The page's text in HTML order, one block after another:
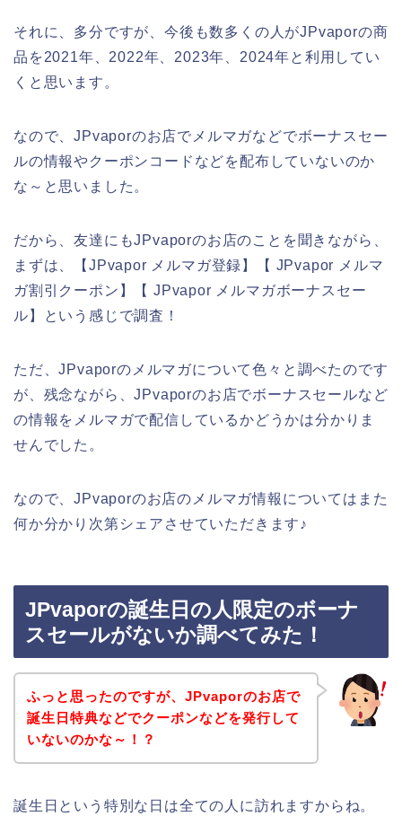
それに、多分ですが、今後も数多くの人がJPvaporの商
品を2021年、2022年、2023年、2024年と利用してい
くと思います。
なので、JPvaporのお店でメルマガなどでボーナスセー
ルの情報やクーポンコードなどを配布していないのか
な～と思いました。
だから、友達にもJPvaporのお店のことを聞きながら、
まずは、【JPvapor メルマガ登録】【 JPvapor メルマ
ガ割引クーポン】【 JPvapor メルマガボーナスセー
ル】という感じで調査！
ただ、JPvaporのメルマガについて色々と調べたのです
が、残念ながら、JPvaporのお店でボーナスセールなど
の情報をメルマガで配信しているかどうかは分かりま
せんでした。
なので、JPvaporのお店のメルマガ情報についてはまた
何か分かり次第シェアさせていただきます♪
JPvaporの誕生日の人限定のボーナ
スセールがないか調べてみた！
ふっと思ったのですが、JPvaporのお店で
誕生日特典などでクーポンなどを発行して
いないのかな～！？
誕生日という特別な日は全ての人に訪れますからね。